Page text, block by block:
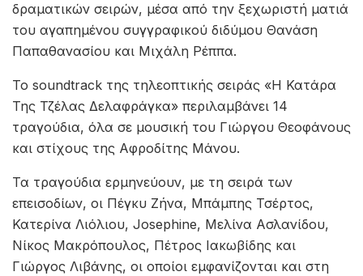
δραματικών σειρών, μέσα από την ξεχωριστή ματιά
του αγαπημένου συγγραφικού διδύμου Θανάση
Παπαθανασίου και Μιχάλη Ρέππα.
Το soundtrack της τηλεοπτικής σειράς «Η Κατάρα
Της Τζέλας Δελαφράγκα» περιλαμβάνει 14
τραγούδια, όλα σε μουσική του Γιώργου Θεοφάνους
και στίχους της Αφροδίτης Μάνου.
Τα τραγούδια ερμηνεύουν, με τη σειρά των
επεισοδίων, οι Πέγκυ Ζήνα, Μπάμπης Τσέρτος,
Κατερίνα Λιόλιου, Josephine, Μελίνα Ασλανίδου,
Νίκος Μακρόπουλος, Πέτρος Ιακωβίδης και
Γιώργος Λιβάνης, οι οποίοι εμφανίζονται και στη